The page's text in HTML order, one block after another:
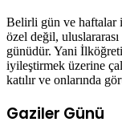
Belirli gün ve haftalar
özel değil,
günüdür. Yani
iyileştirmek üzerine
katılır ve onlarında
Gaziler Günü